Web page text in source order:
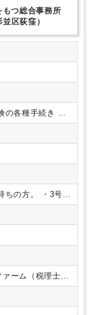
もつ総合事務所
区荻窪）
の各種手続き ・
「ジーマック総合
ひ面接時にお聞
ちの方。
・3号業
ーム（税理士法